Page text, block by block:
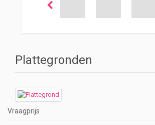
Plattegronden
Vraagprijs